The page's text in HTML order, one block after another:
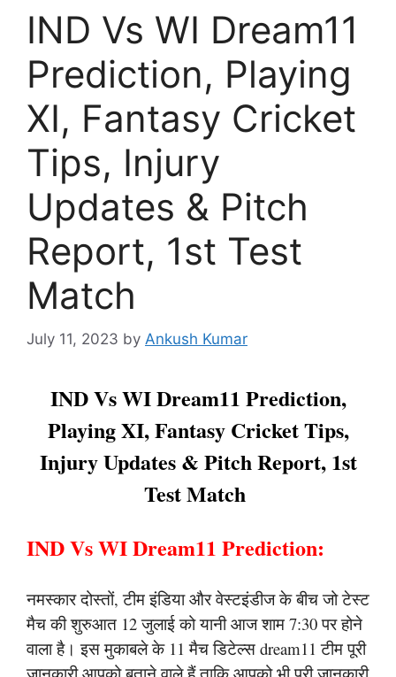
IND Vs WI Dream11
Prediction, Playing
XI, Fantasy Cricket
Tips, Injury
Updates & Pitch
Report, 1st Test
Match
July 11, 2023 by Ankush Kumar
IND Vs WI Dream11 Prediction,
Playing XI, Fantasy Cricket Tips,
Injury Updates & Pitch Report, 1st
Test Match
IND Vs WI Dream11 Prediction:
नमस्कार दोस्तों, टीम इंडिया और वेस्टइंडीज के बीच जो टेस्ट
मैच की शुरुआत 12 जुलाई को यानी आज शाम 7:30 पर होने
वाला है। इस मुकाबले के 11 मैच डिटेल्स dream11 टीम पूरी
जानकारी आपको बताने वाले हैं ताकि आपको भी पूरी जानकारी